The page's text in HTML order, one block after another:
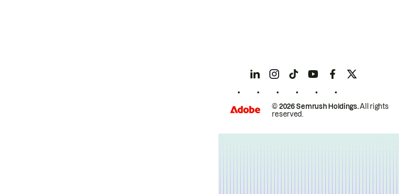
© 2026 Semrush Holdings.All rights
reserved.